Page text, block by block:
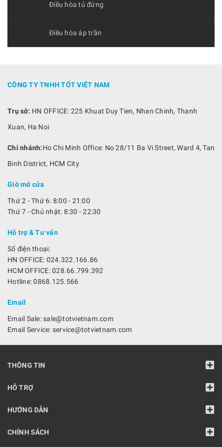
Điều hòa tủ đứng
Điều hòa áp trần
CÔNG TY TNHH TỐT VIỆT NAM
Trụ sở: HN OFFICE: 225 Khuat Duy Tien, Nhan Chinh, Thanh
Xuan, Ha Noi
Chi nhánh:Ho Chi Minh Office: No 28/11 Ba Vi Street, Ward 4, Tan
Binh District, HCM City
Giờ mở cửa
Thứ 2 - Thứ 6: 8:00 - 21:00
Thứ 7 - Chủ nhật: 8:30 - 22:30
Hỗ trợ & Tư vấn
Số điện thoại:
HN OFFICE: 024.322.166.86
HCM OFFICE: 028.66.799.392
Hotline: 0868.125.566
Email
Email Sale: sale@totvietnam.com
Email Service: service@totvietnam.com
THÔNG TIN
HỖ TRỢ
HƯỚNG DẪN
CHÍNH SÁCH